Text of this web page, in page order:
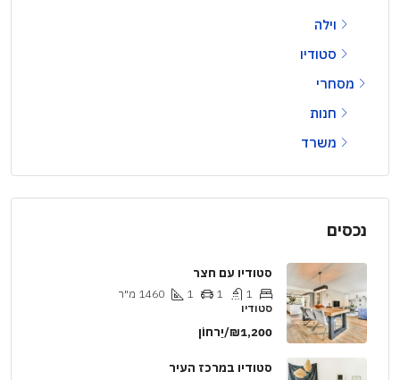
וילה
סטודיו
מסחרי
חנות
משרד
נכסים
סטודיו עם חצר
1
1
1
1460 מ"ר
סטודיו
₪1,200/יַרחוֹן
סטודיו במרכז העיר